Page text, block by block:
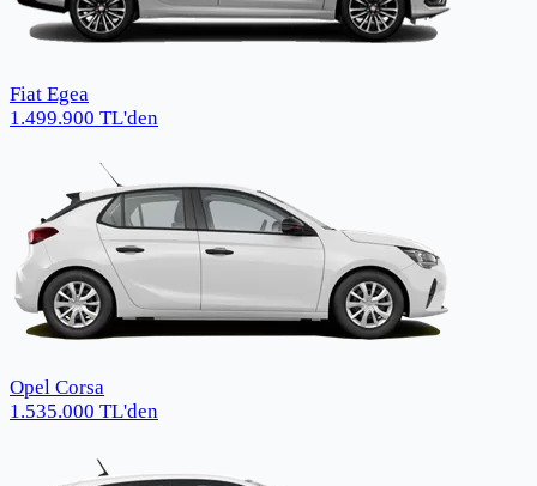
Fiat Egea
1.499.900 TL'den
Opel Corsa
1.535.000 TL'den